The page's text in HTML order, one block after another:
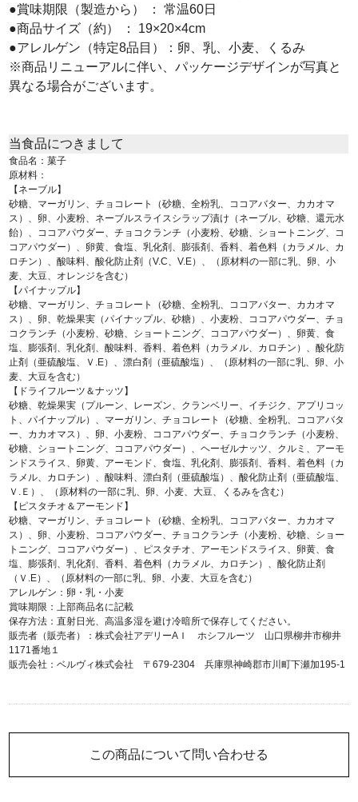
この商品について問い合わせる
●賞味期限（製造から） ： 常温60日
●商品サイズ（約） ： 19×20×4cm
●アレルゲン（特定8品目）：卵、乳、小麦、くるみ
※商品リニューアルに伴い、パッケージデザインが写真と
異なる場合がございます。
当食品につきまして
食品名：菓子
原材料：
【ネーブル】
砂糖、マーガリン、チョコレート（砂糖、全粉乳、ココアバター、カカオマ
ス）、卵、小麦粉、ネーブルスライスシラップ漬け（ネーブル、砂糖、還元水
飴）、ココアパウダー、チョコクランチ（小麦粉、砂糖、ショートニング、コ
コアパウダー）、卵黄、食塩、乳化剤、膨張剤、香料、着色料（カラメル、カ
ロチン）、酸味料、酸化防止剤（V.C、V.E）、（原材料の一部に乳、卵、小
麦、大豆、オレンジを含む）
【パイナップル】
砂糖、マーガリン、チョコレート（砂糖、全粉乳、ココアバター、カカオマ
ス）、卵、乾燥果実（パイナップル、砂糖）、小麦粉、ココアパウダー、チョ
コクランチ（小麦粉、砂糖、ショートニング、ココアパウダー）、卵黄、食
塩、膨張剤、乳化剤、酸味料、香料、着色料（カラメル、カロチン）、酸化防
止剤（亜硫酸塩、Ｖ.E）、漂白剤（亜硫酸塩）、（原材料の一部に乳、卵、小
麦、大豆を含む）
【ドライフルーツ＆ナッツ】
砂糖、乾燥果実（プルーン、レーズン、クランベリー、イチジク、アプリコッ
ト、パイナップル）、マーガリン、チョコレート（砂糖、全粉乳、ココアバタ
ー、カカオマス）、卵、小麦粉、ココアパウダー、チョコクランチ（小麦粉、
砂糖、ショートニング、ココアパウダー）、ヘーゼルナッツ、クルミ、アーモ
ンドスライス、卵黄、アーモンド、食塩、乳化剤、膨張剤、香料、着色料（カ
ラメル、カロチン）、酸味料、漂白剤（亜硫酸塩）、酸化防止剤（亜硫酸塩、
Ｖ.Ｅ）、（原材料の一部に乳、卵、小麦、大豆、くるみを含む）
【ピスタチオ＆アーモンド】
砂糖、マーガリン、チョコレート（砂糖、全粉乳、ココアバター、カカオマ
ス）、卵、小麦粉、ココアパウダー、チョコクランチ（小麦粉、砂糖、ショー
トニング、ココアパウダー）、ピスタチオ、アーモンドスライス、卵黄、食
塩、膨張剤、乳化剤、香料、着色料（カラメル、カロチン）、酸化防止剤
（Ｖ.E）、（原材料の一部に乳、卵、小麦、大豆を含む）
アレルゲン：卵・乳・小麦
賞味期限：上部商品名に記載
保存方法：直射日光、高温多湿を避け冷暗所で保存してください。
販売者（販売者）：株式会社アデリーAＩ ホシフルーツ 山口県柳井市柳井
1171番地１
販売会社：ベルヴィ株式会社 〒679-2304 兵庫県神崎郡市川町下瀬加195-1